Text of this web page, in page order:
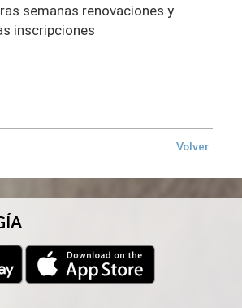
semanas renovaciones y
inscripciones
Volver